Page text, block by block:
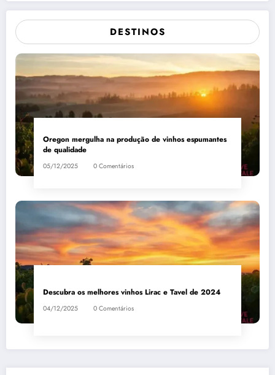
DESTINOS
Oregon mergulha na produção de vinhos espumantes
de qualidade
05/12/2025 0 Comentários
Descubra os melhores vinhos Lirac e Tavel de 2024
04/12/2025 0 Comentários